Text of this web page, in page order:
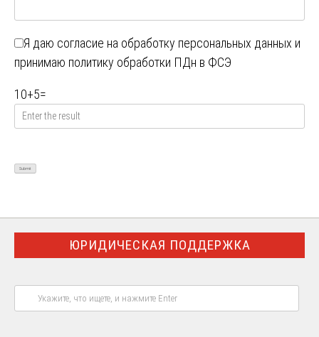
Я даю согласие на обработку персональных данных и
принимаю политику обработки ПДн в ФСЭ
10+5=
ЮРИДИЧЕСКАЯ ПОДДЕРЖКА